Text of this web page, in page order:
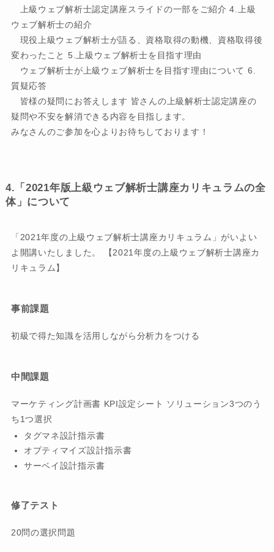
上級ウェブ解析士認定講座スライドの一部をご紹介 4.上級
ウェブ解析士の紹介
現役上級ウェブ解析士が語る、資格取得の動機、資格取得後
変わったこと 5.上級ウェブ解析士を目指す理由
ウェブ解析士が上級ウェブ解析士を目指す理由について 6.
質疑応答
皆様の疑問にお答えします 皆さんの上級解析士認定講座の
疑問や不安を解消できる内容を目指します。
みなさんのご参加を心よりお待ちしております！
4.「2021年版上級ウェブ解析士講座カリキュラムの全
体」について
「2021年度の上級ウェブ解析士講座カリキュラム」がいよい
よ開講いたしました。 【2021年度の上級ウェブ解析士講座カ
リキュラム】
事前課題
初級で得た知識を活用しながら分析力をつける
中間課題
マーケティング計画書 KPI設定シート ソリューション3つのう
ち1つ選択
タグマネ設計指示書
オプティマイズ設計指示書
サーベイ設計指示書
修了テスト
20問の選択問題